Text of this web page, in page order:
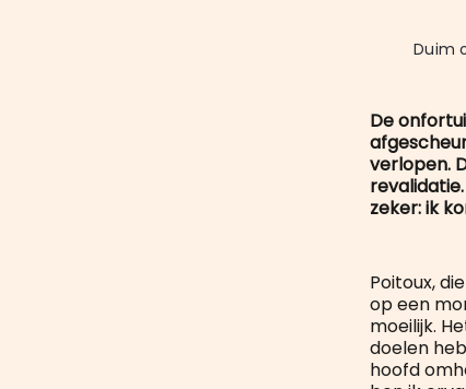
Duim
De
verlopen.
zeker: ik
Poitoux,
op een
moeilijk.
doelen
hoofd